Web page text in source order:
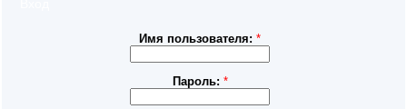
Имя пользователя:*
Пароль: *